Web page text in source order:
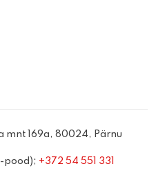
mnt 169a, 80024, Pärnu
pood); +372 54 551 331